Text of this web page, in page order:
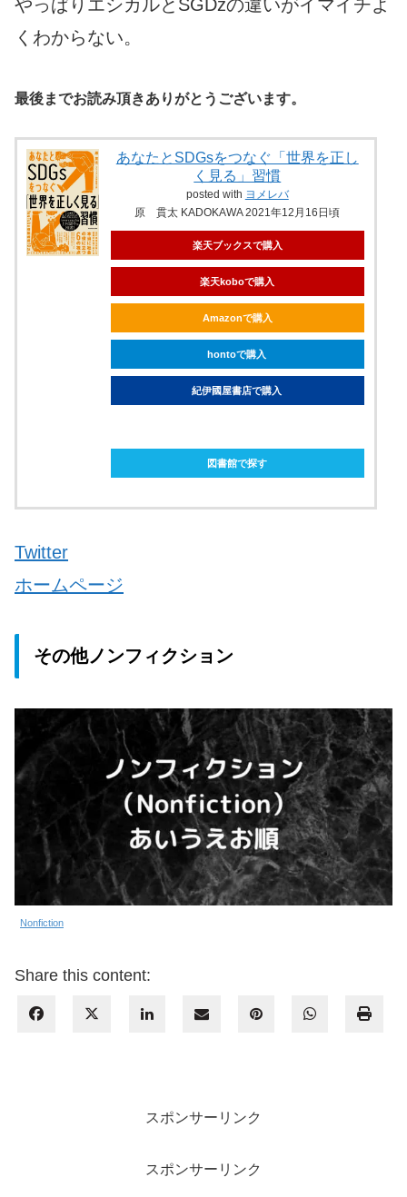
やっぱりエシカルとSGDzの違いがイマイチよ
くわからない。
最後までお読み頂きありがとうございます。
あなたとSDGsをつなぐ「世界を正し
く見る」習慣
posted with ヨメレバ
原 貫太 KADOKAWA 2021年12月16日頃
楽天ブックスで購入
楽天koboで購入
Amazonで購入
hontoで購入
紀伊國屋書店で購入
図書館で探す
Twitter
ホームページ
その他ノンフィクション
Nonfiction
Share this content:
スポンサーリンク
スポンサーリンク